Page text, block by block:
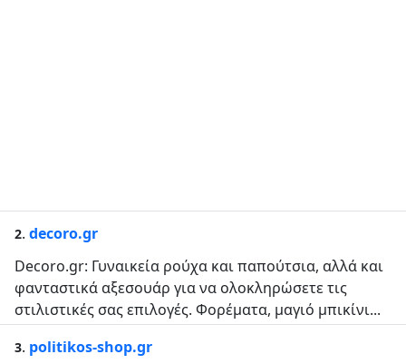
2. decoro.gr
Decoro.gr: Γυναικεία ρούχα και παπούτσια, αλλά και
φανταστικά αξεσουάρ για να ολοκληρώσετε τις
στιλιστικές σας επιλογές. Φορέματα, μαγιό μπικίνι...
3. politikos-shop.gr